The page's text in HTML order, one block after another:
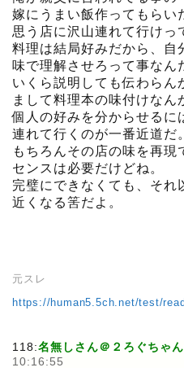
嫁にうまい飯作ってもらい
思う店に沢山連れて行けっ
料理は結局好みだから、自
味で理解させろって事な
いくら説明しても伝わら
まして料理本の味付けなん
個人の好みを分からせるに
連れて行くのが一番近道だ。
もちろんその店の味を再現
センスは必要だけどね。
完璧にできなくても、それ
近くなる筈だよ。
元スレ
https://human5.5ch.net/test/
118:名無しさん＠２ろぐちゃ
10:16:55